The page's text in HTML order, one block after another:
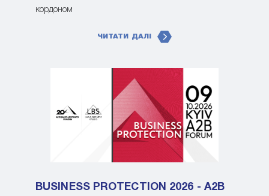
кордоном
ЧИТАТИ ДАЛІ
BUSINESS PROTECTION 2026 - A2B